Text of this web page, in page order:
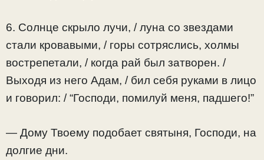
6. Солнце скрыло лучи, / луна со звездами
стали кровавыми, / горы сотряслись, холмы
вострепетали, / когда рай был затворен. /
Выходя из него Адам, / бил себя руками в лицо
и говорил: / “Господи, помилуй меня, падшего!”
— Дому Твоему подобает святыня, Господи, на
долгие дни.